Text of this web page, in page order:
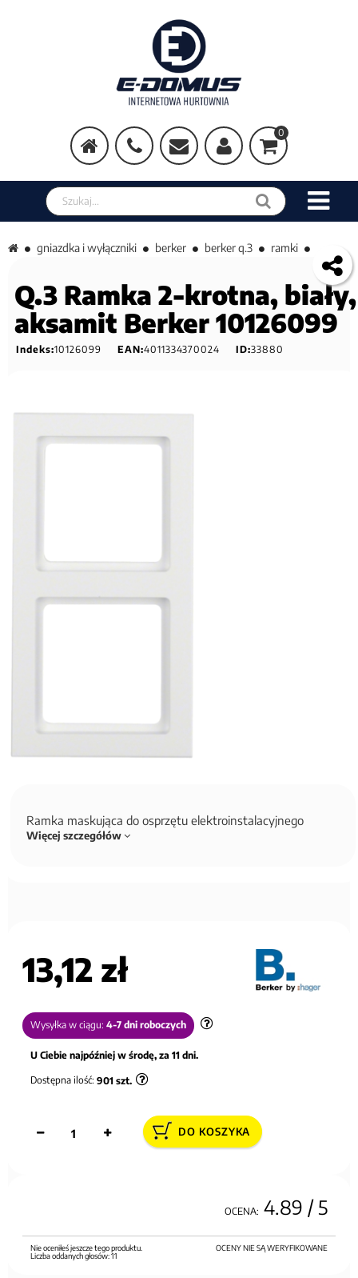
0
Szukaj w sklepie
gniazdka i wyłączniki berker berker q.3 ramki
Q.3 Ramka 2-krotna, biały,
aksamit Berker 10126099
Indeks:10126099 EAN:4011334370024 ID:33880
Ramka maskująca do osprzętu elektroinstalacyjnego
Więcej szczegółów
13,12 zł
Wysyłka w ciągu: 4-7 dni roboczych
U Ciebie najpóźniej w środę, za 11 dni.
Dostępna ilość: 901 szt.
DO KOSZYKA
OCENA: 4.89 / 5
OCENY NIE SĄ WERYFIKOWANE
Nie oceniłeś jeszcze tego produktu.
Liczba oddanych głosów:11